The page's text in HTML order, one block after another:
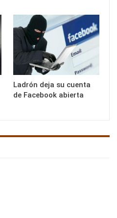
Ladrón deja su cuenta
de Facebook abierta